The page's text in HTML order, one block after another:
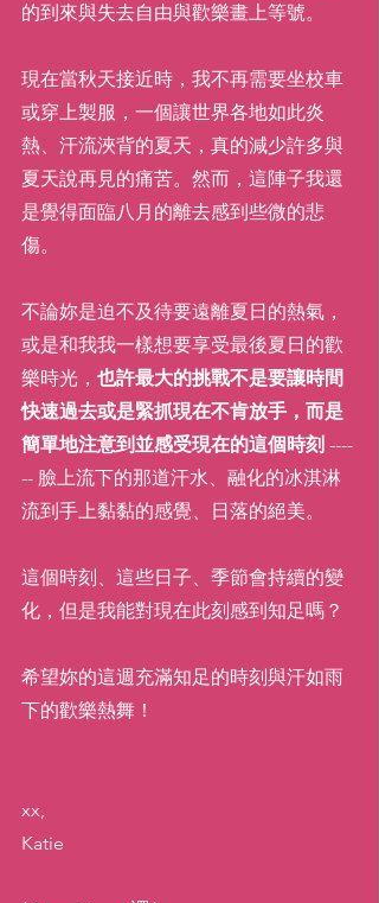
的到來與失去自由與歡樂畫上等號。
現在當秋天接近時，我不再需要坐校車
或穿上製服，一個讓世界各地如此炎
熱、汗流浹背的夏天，真的減少許多與
夏天說再見的痛苦。然而，這陣子我還
是覺得面臨八月的離去感到些微的悲
傷。
不論妳是迫不及待要遠離夏日的熱氣，
或是和我我一樣想要享受最後夏日的歡
樂時光， 也許最大的挑戰不是要讓時間
快速過去或是緊抓現在不肯放手，而是
簡單地注意到並感受現在的這個時刻 ----
-- 臉上流下的那道汗水、融化的冰淇淋
流到手上黏黏的感覺、日落的絕美。
這個時刻、這些日子、季節會持續的變
化，但是我能對現在此刻感到知足嗎？
希望妳的這週充滿知足的時刻與汗如雨
下的歡樂熱舞！
xx,
Katie